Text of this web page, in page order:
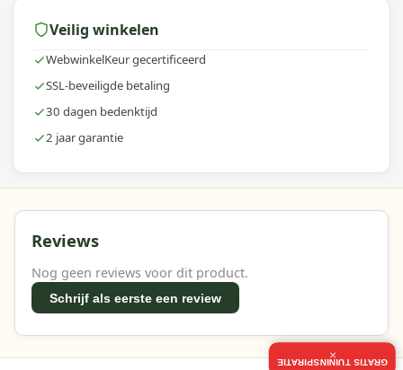
Veilig winkelen
WebwinkelKeur gecertificeerd
SSL-beveiligde betaling
30 dagen bedenktijd
2 jaar garantie
Reviews
Nog geen reviews voor dit product.
Schrijf als eerste een review
GRATIS TUININSPIRATIE
×